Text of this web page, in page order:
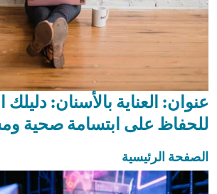
عنوان: العناية بالأسنان:
للحفاظ على ابتسامة صحية
الصفحة الرئيسية